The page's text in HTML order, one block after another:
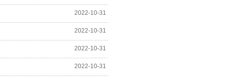
2022-10-31
2022-10-31
2022-10-31
2022-10-31